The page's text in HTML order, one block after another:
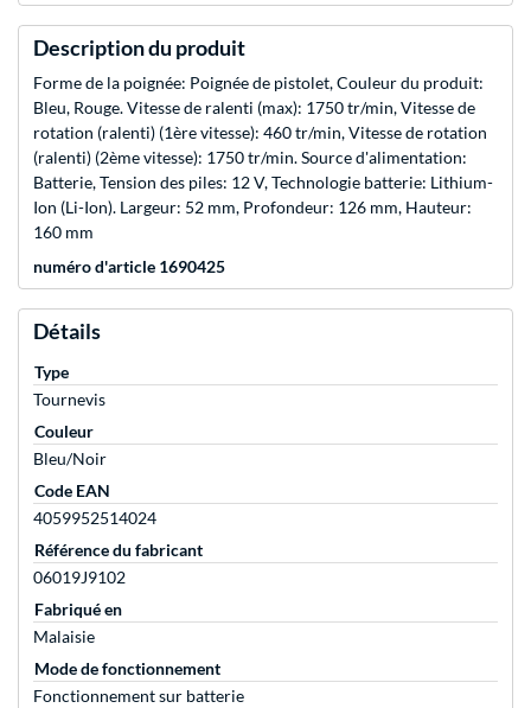
Description du produit
Forme de la poignée: Poignée de pistolet, Couleur du produit:
Bleu, Rouge. Vitesse de ralenti (max): 1750 tr/min, Vitesse de
rotation (ralenti) (1ère vitesse): 460 tr/min, Vitesse de rotation
(ralenti) (2ème vitesse): 1750 tr/min. Source d'alimentation:
Batterie, Tension des piles: 12 V, Technologie batterie: Lithium-
Ion (Li-Ion). Largeur: 52 mm, Profondeur: 126 mm, Hauteur:
160 mm
numéro d'article 1690425
Détails
Type
Tournevis
Couleur
Bleu/Noir
Code EAN
4059952514024
Référence du fabricant
06019J9102
Fabriqué en
Malaisie
Mode de fonctionnement
Fonctionnement sur batterie